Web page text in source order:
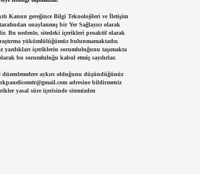
Kanun gereğince Bilgi Teknolojileri ve İletişim
onaylanmış bir Yer Sağlayıcı olarak
Bu nedenle, sitedeki içerikleri proaktif olarak
yükümlülüğümüz bulunmamaktadır.
yazdıkları içeriklerin sorumluluğunu taşımakta
bu sorumluluğu kabul etmiş sayılırlar.
aykırı olduğunu düşündüğünüz
adresine bildirmeniz
yasal süre içerisinde sitemizden